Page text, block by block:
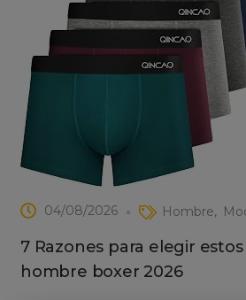
04/08/2026 Hombre
7 Razones para elegir
hombre boxer 2026